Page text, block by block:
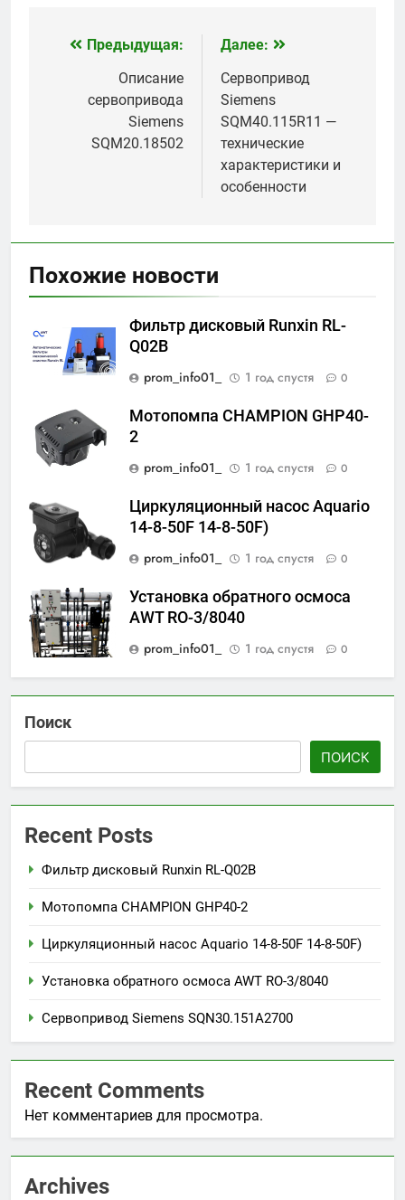
Навигация
записям
Предыдущая:
Описание
сервопривода
Siemens
SQM20.18502
Далее:
Сервопривод
Siemens
SQM40.115R11 —
технические
характеристики и
особенности
Похожие новости
Фильтр дисковый Runxin RL-
Q02B
prom_info01_
1 год спустя 0
Мотопомпа CHAMPION GHP40-
2
prom_info01_
1 год спустя 0
Циркуляционный насос Aquario
14-8-50F 14-8-50F)
prom_info01_
1 год спустя 0
Установка обратного осмоса
AWT RO-3/8040
prom_info01_
1 год спустя 0
Поиск
ПОИСК
Recent Posts
Фильтр дисковый Runxin RL-Q02B
Мотопомпа CHAMPION GHP40-2
Циркуляционный насос Aquario 14-8-50F 14-8-50F)
Установка обратного осмоса AWT RO-3/8040
Сервопривод Siemens SQN30.151A2700
Recent Comments
Нет комментариев для просмотра.
Archives